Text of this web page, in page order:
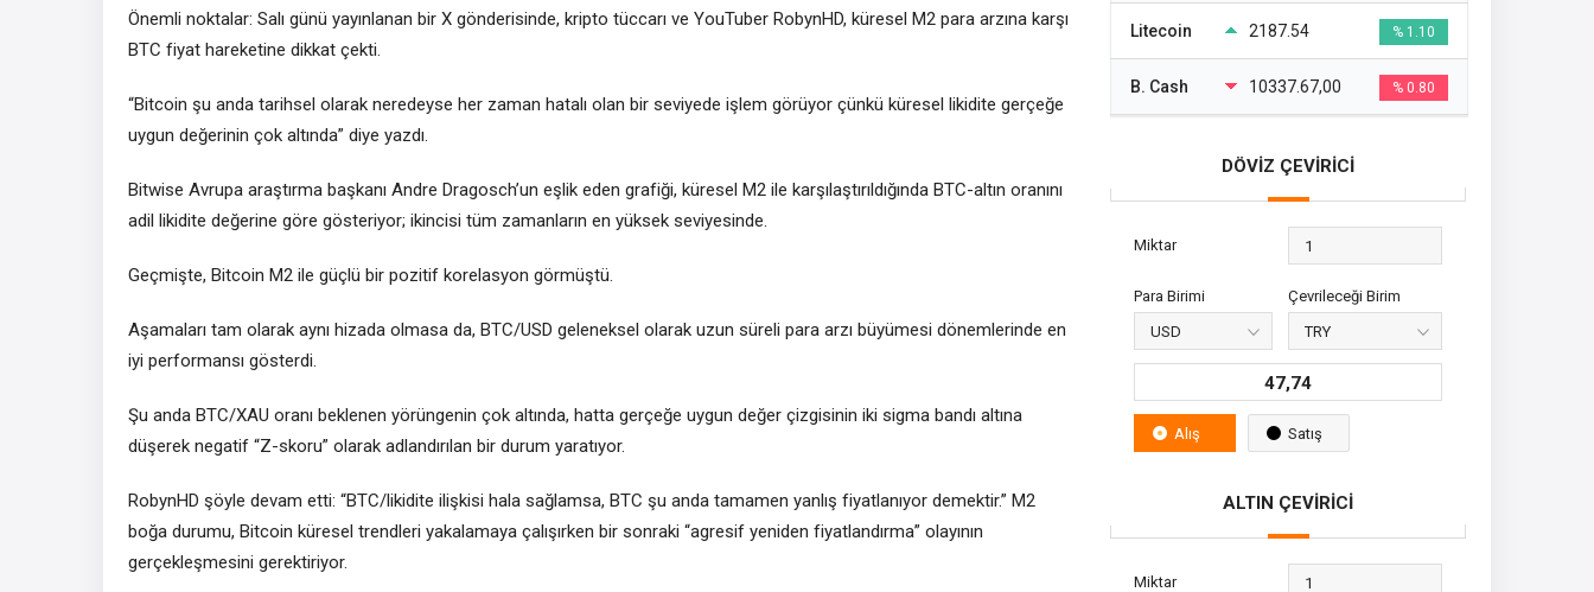
Önemli noktalar: Salı günü yayınlanan bir X gönderisinde, kripto tüccarı ve YouTuber RobynHD, küresel M2 para arzına karşı
BTC fiyat hareketine dikkat çekti.
“Bitcoin şu anda tarihsel olarak neredeyse her zaman hatalı olan bir seviyede işlem görüyor çünkü küresel likidite gerçeğe
uygun değerinin çok altında” diye yazdı.
Bitwise Avrupa araştırma başkanı Andre Dragosch’un eşlik eden grafiği, küresel M2 ile karşılaştırıldığında BTC-altın oranını
adil likidite değerine göre gösteriyor; ikincisi tüm zamanların en yüksek seviyesinde.
Geçmişte, Bitcoin M2 ile güçlü bir pozitif korelasyon görmüştü.
Aşamaları tam olarak aynı hizada olmasa da, BTC/USD geleneksel olarak uzun süreli para arzı büyümesi dönemlerinde en
iyi performansı gösterdi.
Şu anda BTC/XAU oranı beklenen yörüngenin çok altında, hatta gerçeğe uygun değer çizgisinin iki sigma bandı altına
düşerek negatif “Z-skoru” olarak adlandırılan bir durum yaratıyor.
RobynHD şöyle devam etti: “BTC/likidite ilişkisi hala sağlamsa, BTC şu anda tamamen yanlış fiyatlanıyor demektir.” M2
boğa durumu, Bitcoin küresel trendleri yakalamaya çalışırken bir sonraki “agresif yeniden fiyatlandırma” olayının
gerçekleşmesini gerektiriyor.
Litecoin 2187.54 % 1.10
B. Cash 10337.67,00 % 0.80
DÖVİZ ÇEVİRİCİ
Miktar
Para Birimi Çevrileceği Birim
47,74
Alış Satış
ALTIN ÇEVİRİCİ
Miktar